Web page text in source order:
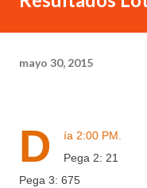
mayo 30, 2015
D
ía 2:00 PM.
Pega 2: 21
Pega 3: 675